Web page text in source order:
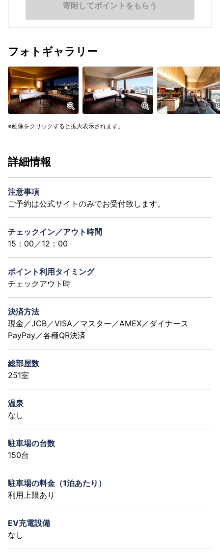
寄附してポイントをもらう
フォトギャラリー
画像をクリックすると拡大表示されます。
詳細情報
注意事項
ご予約は公式サイトのみでお受付致します。
チェックイン／アウト時間
15：00／12：00
ポイント利用タイミング
チェックアウト時
決済方法
現金／JCB／VISA／マスター／AMEX／ダイナース
PayPay／各種QR決済
総部屋数
251室
温泉
なし
駐車場の台数
150台
駐車場の料金（1泊あたり）
利用上限あり
EV充電設備
なし